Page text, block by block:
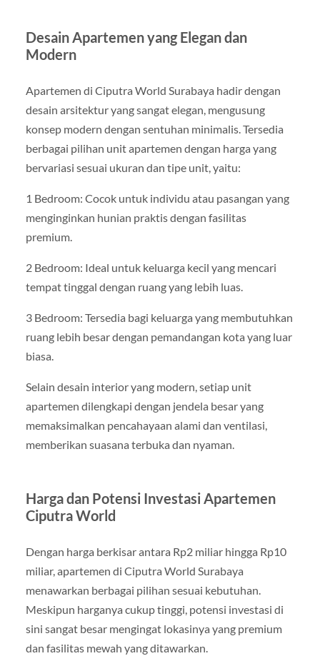
Desain Apartemen yang Elegan dan
Modern
Apartemen di Ciputra World Surabaya hadir dengan
desain arsitektur yang sangat elegan, mengusung
konsep modern dengan sentuhan minimalis. Tersedia
berbagai pilihan unit apartemen dengan harga yang
bervariasi sesuai ukuran dan tipe unit, yaitu:
1 Bedroom: Cocok untuk individu atau pasangan yang
menginginkan hunian praktis dengan fasilitas
premium.
2 Bedroom: Ideal untuk keluarga kecil yang mencari
tempat tinggal dengan ruang yang lebih luas.
3 Bedroom: Tersedia bagi keluarga yang membutuhkan
ruang lebih besar dengan pemandangan kota yang luar
biasa.
Selain desain interior yang modern, setiap unit
apartemen dilengkapi dengan jendela besar yang
memaksimalkan pencahayaan alami dan ventilasi,
memberikan suasana terbuka dan nyaman.
Harga dan Potensi Investasi Apartemen
Ciputra World
Dengan harga berkisar antara Rp2 miliar hingga Rp10
miliar, apartemen di Ciputra World Surabaya
menawarkan berbagai pilihan sesuai kebutuhan.
Meskipun harganya cukup tinggi, potensi investasi di
sini sangat besar mengingat lokasinya yang premium
dan fasilitas mewah yang ditawarkan.